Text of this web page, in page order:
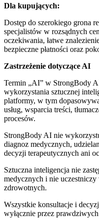
Dla kupujących:
Dostęp do szerokiego grona
specjalistów w rozsądnych
oczekiwania, łatwe
bezpieczne płatności oraz
Zastrzeżenie dotyczące AI
Termin „AI” w StrongBody
wykorzystania sztucznej
platformy, w tym
usług, wsparcia treści,
procesów.
StrongBody AI nie
diagnoz medycznych,
decyzji terapeutycznych ani
Sztuczna inteligencja nie
medycznych i nie
zdrowotnych.
Wszystkie konsultacje i
wyłącznie przez